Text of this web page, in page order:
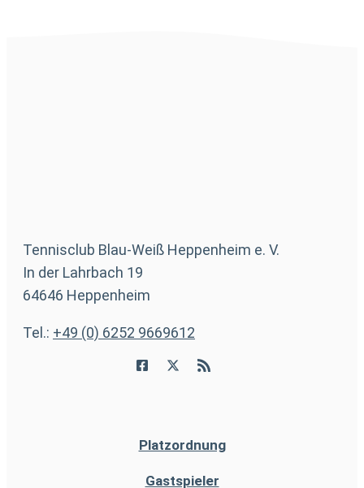
Tennisclub Blau-Weiß Heppenheim e. V.
In der Lahrbach 19
64646 Heppenheim
Tel.: +49 (0) 6252 9669612
Platzordnung
Gastspieler